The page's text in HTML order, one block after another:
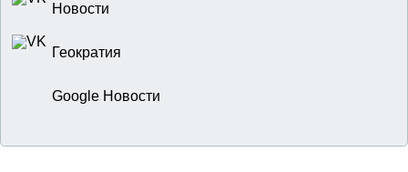
Новости
Геократия
Google Новости